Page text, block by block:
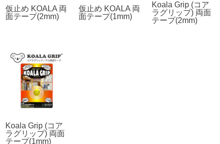
仮止め KOALA 両
面テープ(2mm)
仮止め KOALA 両
面テープ(1mm)
Koala Grip (コア
ラグリップ) 両面
テープ(2mm)
Koala Grip (コア
ラグリップ) 両面
テープ(1mm)